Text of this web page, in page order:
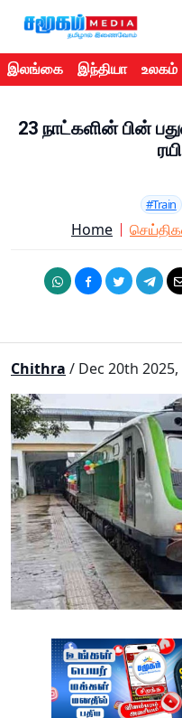
இலங்கை இந்தியா உலகம்
23 நாட்களின் பின்
#Train
Home
Chithra / Dec 20th 2025,